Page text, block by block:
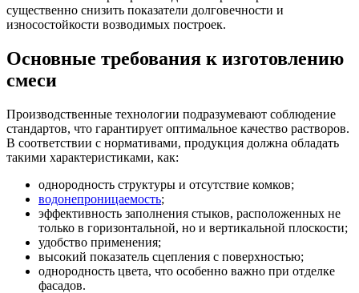
существенно снизить показатели долговечности и
износостойкости возводимых построек.
Основные требования к изготовлению
смеси
Производственные технологии подразумевают соблюдение
стандартов, что гарантирует оптимальное качество растворов.
В соответствии с нормативами, продукция должна обладать
такими характеристиками, как:
однородность структуры и отсутствие комков;
водонепроницаемость;
эффективность заполнения стыков, расположенных не
только в горизонтальной, но и вертикальной плоскости;
удобство применения;
высокий показатель сцепления с поверхностью;
однородность цвета, что особенно важно при отделке
фасадов.